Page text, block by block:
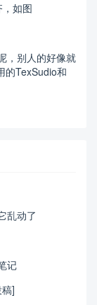
如图
，别人的好像就
的TexSudio和
乱动了
记
]